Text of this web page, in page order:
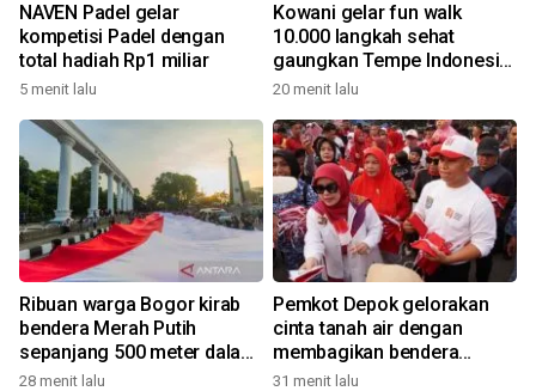
NAVEN Padel gelar
kompetisi Padel dengan
total hadiah Rp1 miliar
5 menit lalu
Kowani gelar fun walk
10.000 langkah sehat
gaungkan Tempe Indonesia
Goes to UNESCO
20 menit lalu
Ribuan warga Bogor kirab
bendera Merah Putih
sepanjang 500 meter dalam
rangkaian FMP ke-11
28 menit lalu
Pemkot Depok gelorakan
cinta tanah air dengan
membagikan bendera
merah putih
31 menit lalu